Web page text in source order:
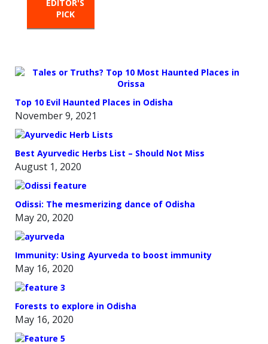
EDITOR'S
PICK
Top 10 Evil Haunted Places in Odisha
November 9, 2021
Best Ayurvedic Herbs List – Should Not Miss
August 1, 2020
Odissi: The mesmerizing dance of Odisha
May 20, 2020
Immunity: Using Ayurveda to boost immunity
May 16, 2020
Forests to explore in Odisha
May 16, 2020